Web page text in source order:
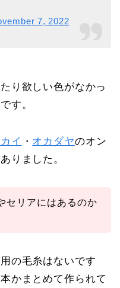
7, 2022
り欲しい色がなかっ
す。
イ ・ オカダヤのオン
りました。
セリアにはあるのか
の毛糸はないです
かまとめて作られて